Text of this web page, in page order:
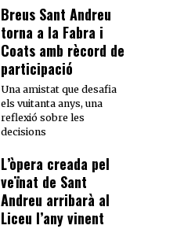
Breus Sant Andreu
torna a la Fabra i
Coats amb rècord de
participació
Una amistat que desafia
els vuitanta anys, una
reflexió sobre les
decisions
L’òpera creada pel
veïnat de Sant
Andreu arribarà al
Liceu l’any vinent